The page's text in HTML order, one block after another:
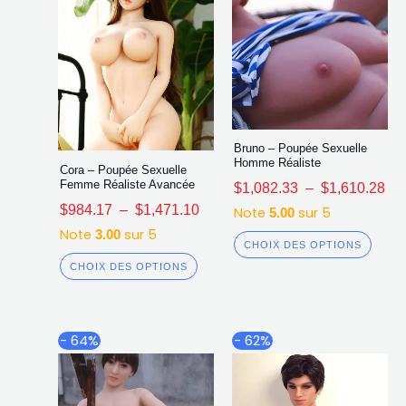
Cora – Poupée Sexuelle
Femme Réaliste Avancée
$984.17 – $1,471.10
Note 3.00sur 5
CHOIX DES OPTIONS
la
page
du
produit
Bruno – Poupée Sexuelle
Homme Réaliste
$1,082.33 – $1,610.28
Note 5.00sur 5
CHOIX DES OPTIONS
la
page
du
- 64%
Plage
de
$988.67
produit
- 62%